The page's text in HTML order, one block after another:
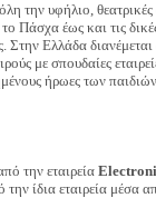
όλη την υφήλιο,
Πάσχα έως και τις
Ελλάδα διανέμεται
με σπουδαίες
ήρωες των
την εταιρεία
ίδια εταιρεία μέσα